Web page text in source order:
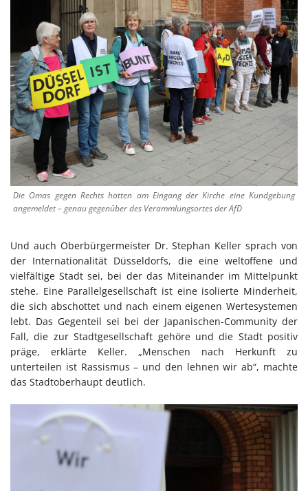
Die Omas gegen Rechts hatten am Eingang der Kirche eine Kundgebung
angemeldet – genau gegenüber des Verammlungsortes der AfD
Und auch Oberbürgermeister Dr. Stephan Keller sprach von
der Internationalität Düsseldorfs, die eine weltoffene und
vielfältige Stadt sei, bei der das Miteinander im Mittelpunkt
stehe. Eine Parallelgesellschaft ist eine isolierte Minderheit,
die sich abschottet und nach einem eigenen Wertesystemen
lebt. Das Gegenteil sei bei der Japanischen-Community der
Fall, die zur Stadtgesellschaft gehöre und die Stadt positiv
präge, erklärte Keller. „Menschen nach Herkunft zu
unterteilen ist Rassismus – und den lehnen wir ab“, machte
das Stadtoberhaupt deutlich.